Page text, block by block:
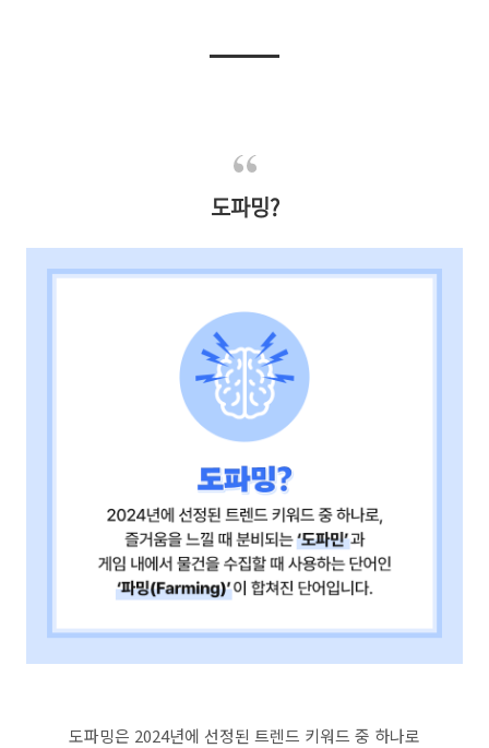
도파밍?
도파밍은 2024년에 선정된 트렌드 키워드 중 하나로